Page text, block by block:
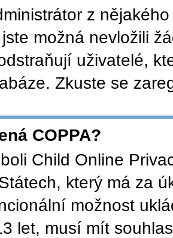
z
možná nevložili
uživatelé,
Zkuste se
COPPA?
Child Online
který má za
možnost
let, musí mít